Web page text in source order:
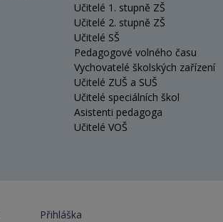
Učitelé 1. stupně ZŠ
Učitelé 2. stupně ZŠ
Učitelé SŠ
Pedagogové volného času
Vychovatelé školských zařízení
Učitelé ZUŠ a SUŠ
Učitelé speciálních škol
Asistenti pedagoga
Učitelé VOŠ
Přihláška